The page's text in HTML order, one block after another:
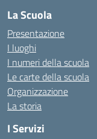
La Scuola
Presentazione
I luoghi
I numeri della scuola
Le carte della scuola
Organizzazione
La storia
I Servizi